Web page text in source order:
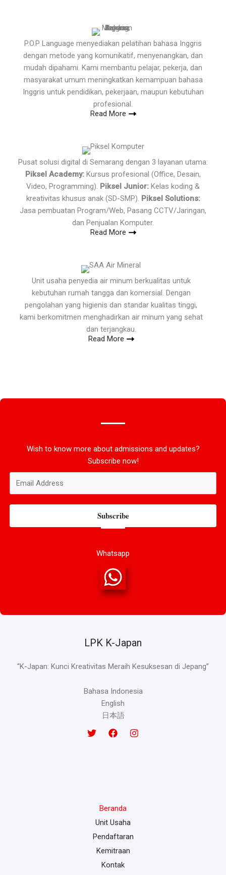
P.O.P Language menyediakan pelatihan bahasa Inggris
dengan metode yang komunikatif, menyenangkan, dan
mudah dipahami. Kami membantu pelajar, pekerja, dan
masyarakat umum meningkatkan kemampuan bahasa
Inggris untuk pendidikan, pekerjaan, maupun kebutuhan
profesional.
Read More
Pusat solusi digital di Semarang dengan 3 layanan utama:
Piksel Academy: Kursus profesional (Office, Desain,
Video, Programming). Piksel Junior: Kelas koding &
kreativitas khusus anak (SD-SMP). Piksel Solutions:
Jasa pembuatan Program/Web, Pasang CCTV/Jaringan,
dan Penjualan Komputer.
Read More
Unit usaha penyedia air minum berkualitas untuk
kebutuhan rumah tangga dan komersial. Dengan
pengolahan yang higienis dan standar kualitas tinggi,
kami berkomitmen menghadirkan air minum yang sehat
dan terjangkau.
Read More
Wish to know more about admissions and updates?
Subscribe now!
Subscribe
Whatsapp
LPK K-Japan
“K-Japan: Kunci Kreativitas Meraih Kesuksesan di Jepang”
Bahasa Indonesia
English
日本語
Beranda
Unit Usaha
Pendaftaran
Kemitraan
Kontak